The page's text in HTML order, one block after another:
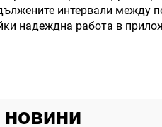
интервали между
надеждна работа в